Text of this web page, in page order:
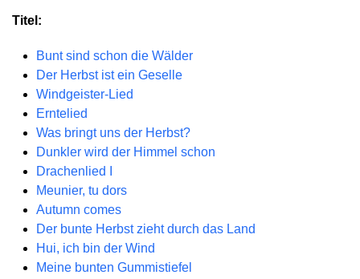
Titel:
Bunt sind schon die Wälder
Der Herbst ist ein Geselle
Windgeister-Lied
Erntelied
Was bringt uns der Herbst?
Dunkler wird der Himmel schon
Drachenlied I
Meunier, tu dors
Autumn comes
Der bunte Herbst zieht durch das Land
Hui, ich bin der Wind
Meine bunten Gummistiefel